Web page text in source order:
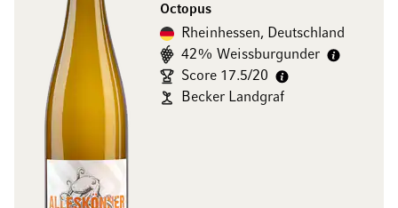
Octopus
Rheinhessen, Deutschland
42% Weissburgunder
Score 17.5/20
Becker Landgraf